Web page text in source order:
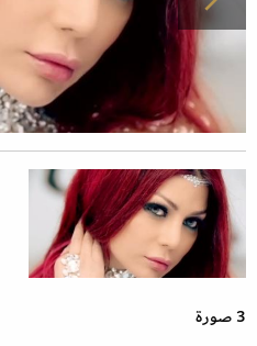
3 صورة